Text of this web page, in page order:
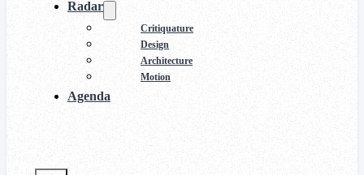
Radar
Critiquature
Design
Architecture
Motion
Agenda